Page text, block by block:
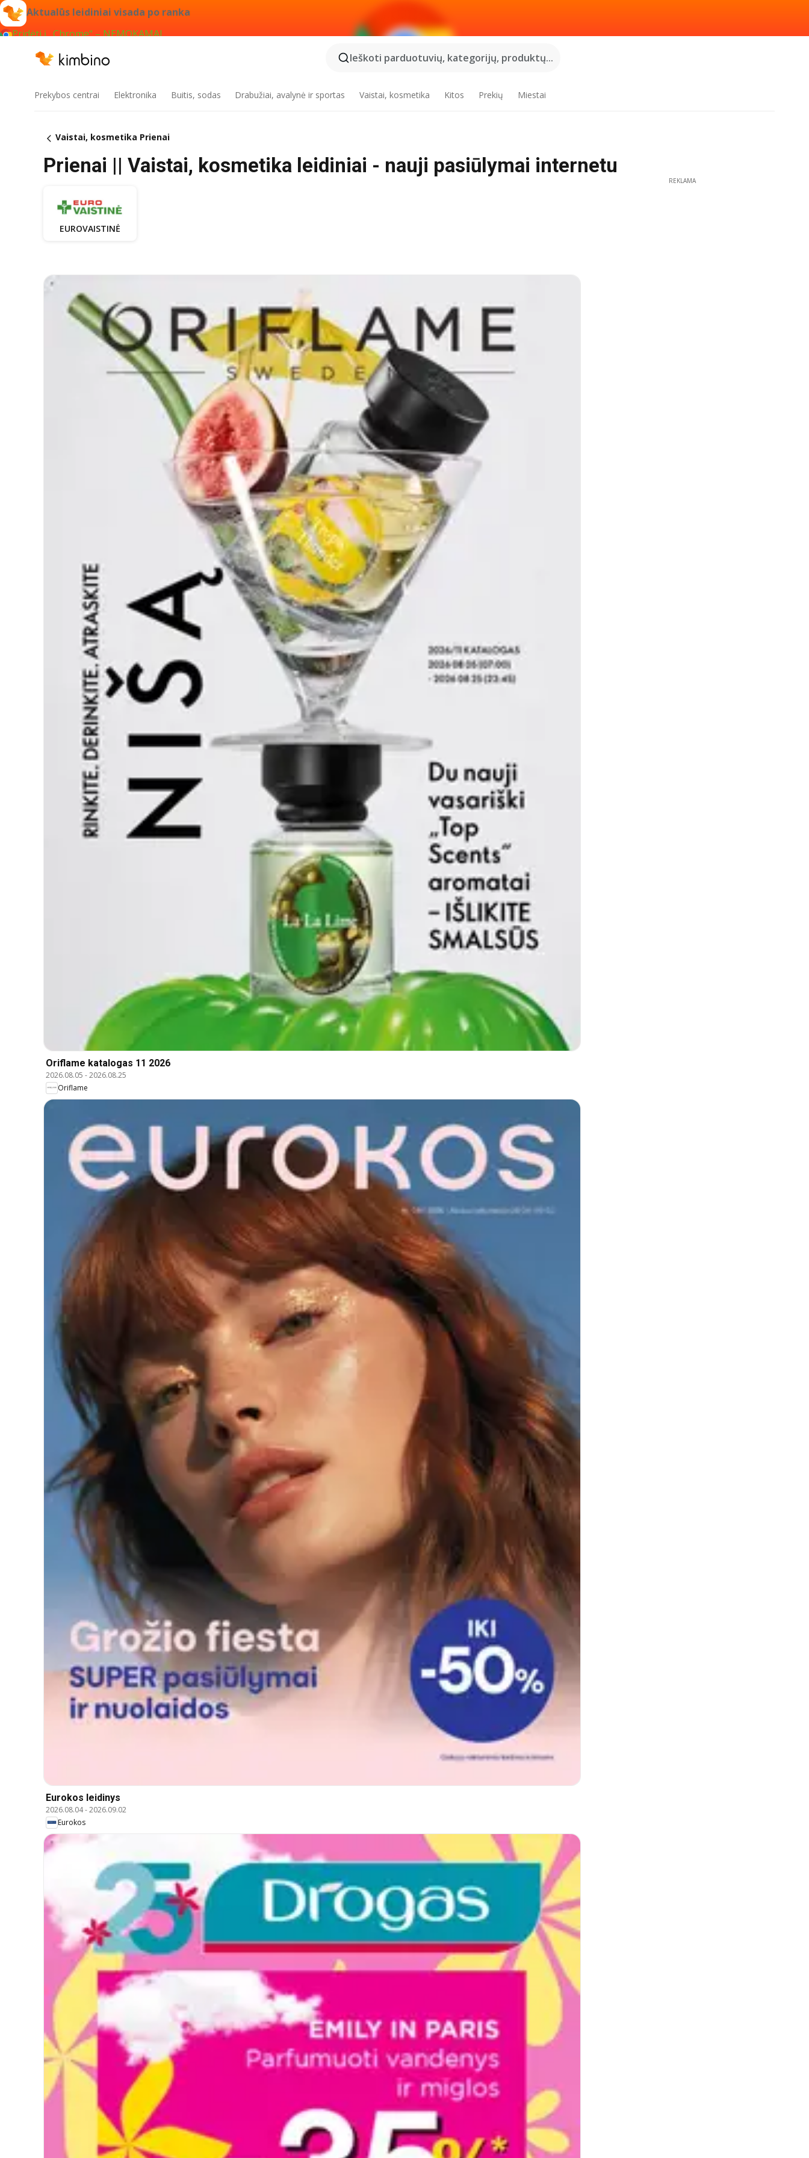
Aktualūs leidiniai visada po ranka
Pridėti į „Chrome“ – NEMOKAMAI
Ieškoti parduotuvių, kategorijų, produktų...
Prekybos centrai Elektronika Buitis, sodas Drabužiai, avalynė ir sportas Vaistai, kosmetika Kitos Prekių Miestai
Vaistai, kosmetika Prienai
Prienai || Vaistai, kosmetika leidiniai - nauji pasiūlymai internetu
EUROVAISTINĖ
Oriflame katalogas 11 2026
2026.08.05 -2026.08.25
Oriflame
Eurokos leidinys
2026.08.04-2026.09.02
Eurokos
REKLAMA